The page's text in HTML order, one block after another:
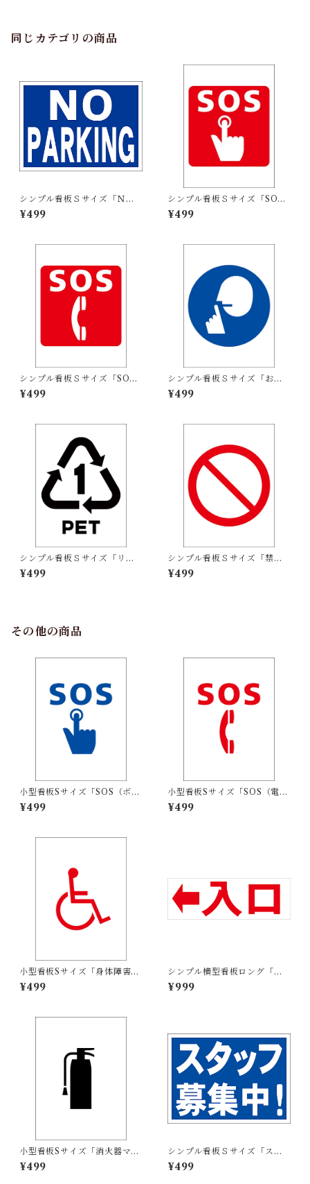
同じカテゴリの商品
シンプル看板Ｓサイズ「ＮＯ
ＰＡＲＫＩＮＧ」屋外可【そ
の他】
¥499
シンプル看板Ｓサイズ「SOS
（ﾎﾞﾀﾝ）マーク」屋外可【そ
の他】
¥499
シンプル看板Ｓサイズ「SOS
（電話）マーク」屋外可【そ
の他】
¥499
シンプル看板Ｓサイズ「お静
かにマーク」屋外可【その
他】
¥499
シンプル看板Ｓサイズ「リサ
イクルPETボトル」屋外可
【その他】
¥499
シンプル看板Ｓサイズ「禁止
マーク」屋外可【その他】
¥499
その他の商品
小型看板Sサイズ「SOS（ボタ
ン）マーク（青）」 屋外可
【その他・マーク】
¥499
小型看板Sサイズ「SOS（電
話）マーク（赤）」 屋外可
【その他・マーク】
¥499
小型看板Sサイズ「身体障害者
マーク（赤）」 屋外可【その
他・マーク】
¥499
シンプル横型看板ロング「入
口 左矢印(赤)」【駐車場】屋
外可
¥999
小型看板Sサイズ「消火器マー
ク（黒）」 屋外可【その他・
マーク】
¥499
シンプル看板Ｓサイズ「スタ
ッフ募集中」【工場・現場】
屋外可
¥499